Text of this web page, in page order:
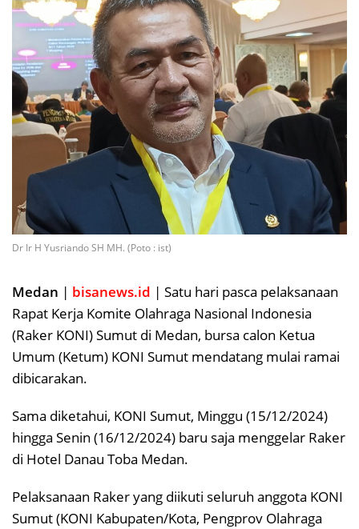
Dr Ir H Yusriando SH MH. (Poto : ist)
Medan | bisanews.id | Satu hari pasca pelaksanaan
Rapat Kerja Komite Olahraga Nasional Indonesia
(Raker KONI) Sumut di Medan, bursa calon Ketua
Umum (Ketum) KONI Sumut mendatang mulai ramai
dibicarakan.
Sama diketahui, KONI Sumut, Minggu (15/12/2024)
hingga Senin (16/12/2024) baru saja menggelar Raker
di Hotel Danau Toba Medan.
Pelaksanaan Raker yang diikuti seluruh anggota KONI
Sumut (KONI Kabupaten/Kota, Pengprov Olahraga